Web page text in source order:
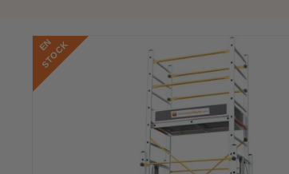
E
N
S
T
O
C
K